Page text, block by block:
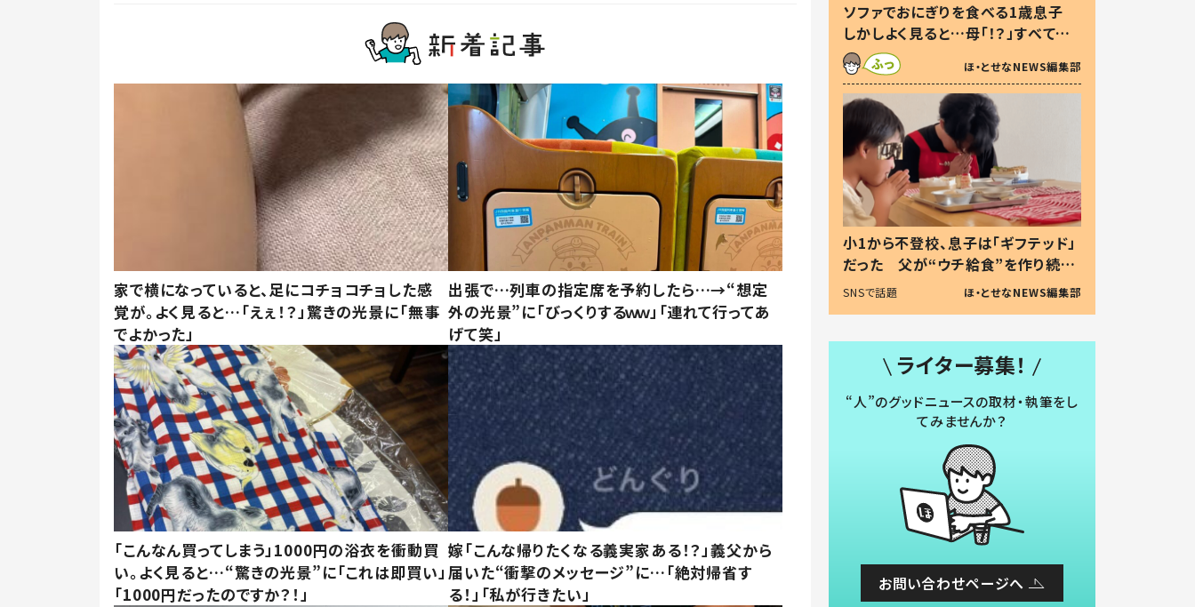
家で横になっていると、足にコチョコチョした感
覚が。よく見ると…「えぇ！？」驚きの光景に「無事
でよかった」
出張で…列車の指定席を予約したら…→“想定
外の光景”に「びっくりするｗｗ」「連れて行ってあ
げて笑」
「こんなん買ってしまう」1000円の浴衣を衝動買
い。よく見ると…“驚きの光景”に「これは即買い」
「1000円だったのですか？！」
嫁「こんな帰りたくなる義実家ある！？」義父から
届いた“衝撃のメッセージ”に…「絶対帰省す
る！」「私が行きたい」
ソファでおにぎりを食べる1歳息子
しかしよく見ると…母「！？」すべてを
察した母の投稿に「可愛いから許
す！」「現行犯〜」
ほ・とせなNEWS編集部
小1から不登校、息子は「ギフテッド」
だった 父が“ウチ給食”を作り続け
る理由とは #令和の親 #令和の子
SNSで話題 ほ・とせなNEWS編集部
ライター募集！
“人”のグッドニュースの取材・執筆をし
てみませんか？
お問い合わせページへ